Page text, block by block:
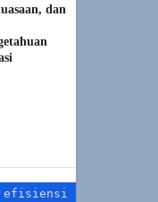
dan
lalu lintas 📡